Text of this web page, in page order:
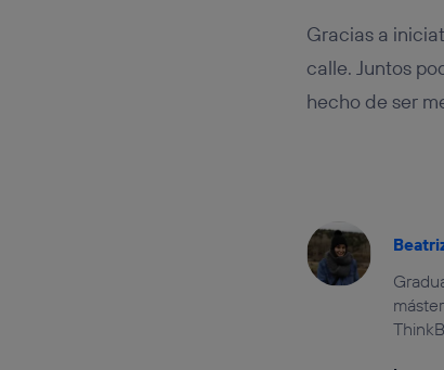
Gracias a
calle. Juntos
hecho de ser